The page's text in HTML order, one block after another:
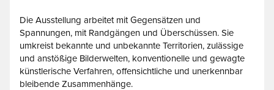
Die Ausstellung arbeitet mit Gegensätzen und
Spannungen, mit Randgängen und Überschüssen. Sie
umkreist bekannte und unbekannte Territorien, zulässige
und anstößige Bilderwelten, konventionelle und gewagte
künstlerische Verfahren, offensichtliche und unerkennbar
bleibende Zusammenhänge.